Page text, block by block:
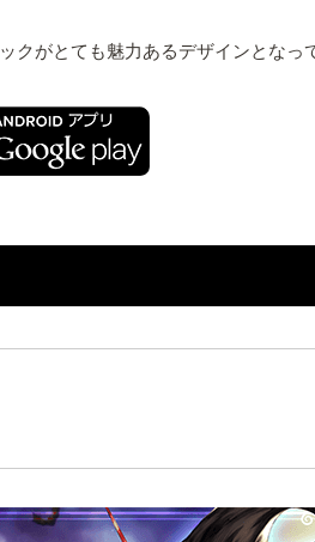
がとても魅力あるデザインとなっ